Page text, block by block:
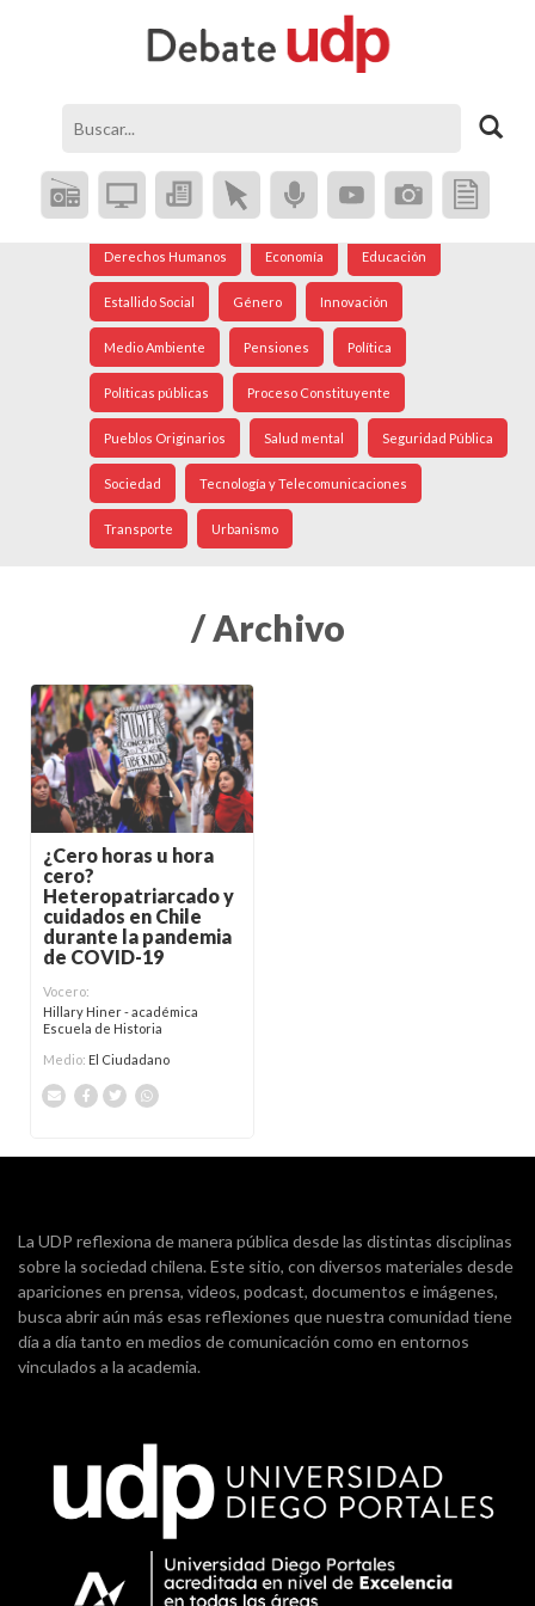
Coronavirus Crisis Social Democracia
Derechos Humanos Economía Educación
Estallido Social Género Innovación
Medio Ambiente Pensiones Política
Políticas públicas Proceso Constituyente
Pueblos Originarios Salud mental Seguridad Pública
Sociedad Tecnología y Telecomunicaciones
Transporte Urbanismo
/ Archivo
¿Cero horas u hora
cero?
Heteropatriarcado y
cuidados en Chile
durante la pandemia
de COVID-19
Vocero:
Hillary Hiner - académica
Escuela de Historia
Medio: El Ciudadano
La UDP reflexiona de manera pública desde las distintas disciplinas
sobre la sociedad chilena. Este sitio, con diversos materiales desde
apariciones en prensa, videos, podcast, documentos e imágenes,
busca abrir aún más esas reflexiones que nuestra comunidad tiene
día a día tanto en medios de comunicación como en entornos
vinculados a la academia.